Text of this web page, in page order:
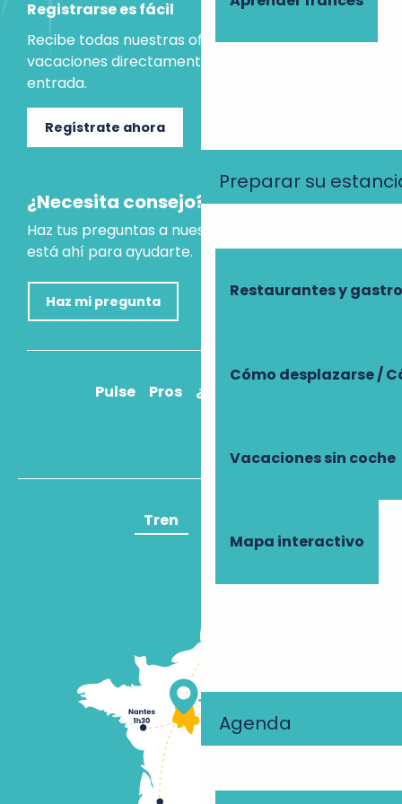
Preparar su
Restaurantes y
Cómo desplazarse /
Vacaciones sin coche
Mapa interactivo
Agenda
Registrarse es fácil
Recibe todas nuestras ofertas e ideas para las
vacaciones directamente en tu bandeja de
entrada.
Regístrate ahora
¿Necesita consejo?
Haz tus preguntas a nuestro asistente virtual, que
está ahí para ayudarte.
Haz mi pregunta
Pulse Pros ¿Cómo llegar?
Tren